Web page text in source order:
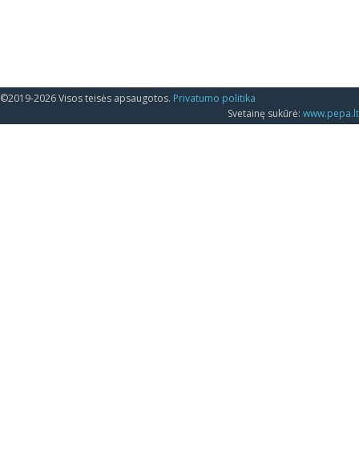
©2019-2026 Visos teisės apsaugotos. Privatumo politika
Svetainę sukūrė: www.pepa.lt